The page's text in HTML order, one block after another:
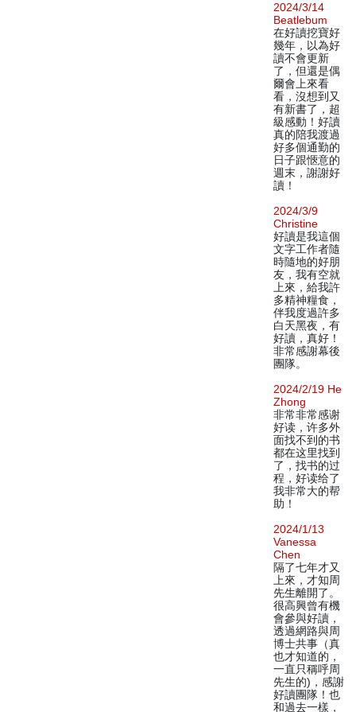
2024/3/14
Beatlebum
在好讀挖寶好
幾年，以為好
讀不會更新
了，但還是偶
爾會上來看
看，沒想到又
有新書了，超
級感動！好讀
真的陪我渡過
好多個通勤的
日子跟愜意的
週末，謝謝好
讀！
2024/3/9
Christine
好讀是我這個
文字工作者隨
時隨地的好朋
友，我有空就
上來，給我許
多精神糧食，
伴我度過許多
白天黑夜，有
好讀，真好！
非常感謝幕後
團隊。
2024/2/19 He
Zhong
非常非常感谢
好读，许多外
面找不到的书
都在这里找到
了，找书的过
程，好读给了
我非常大的帮
助！
2024/1/13
Vanessa
Chen
隔了七年才又
上來，才知周
先生離開了。
很高興曾有機
會參與好讀，
透過網路與周
博士共事（真
也才知道的，
一直只稱呼周
先生的)，感謝
好讀團隊！也
和過去一樣，